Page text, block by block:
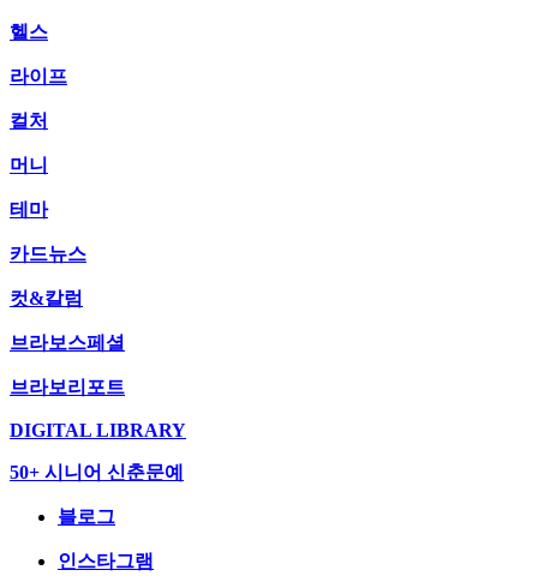
헬스
라이프
컬처
머니
테마
카드뉴스
컷&칼럼
브라보스페셜
브라보리포트
DIGITAL LIBRARY
50+ 시니어 신춘문예
블로그
인스타그램